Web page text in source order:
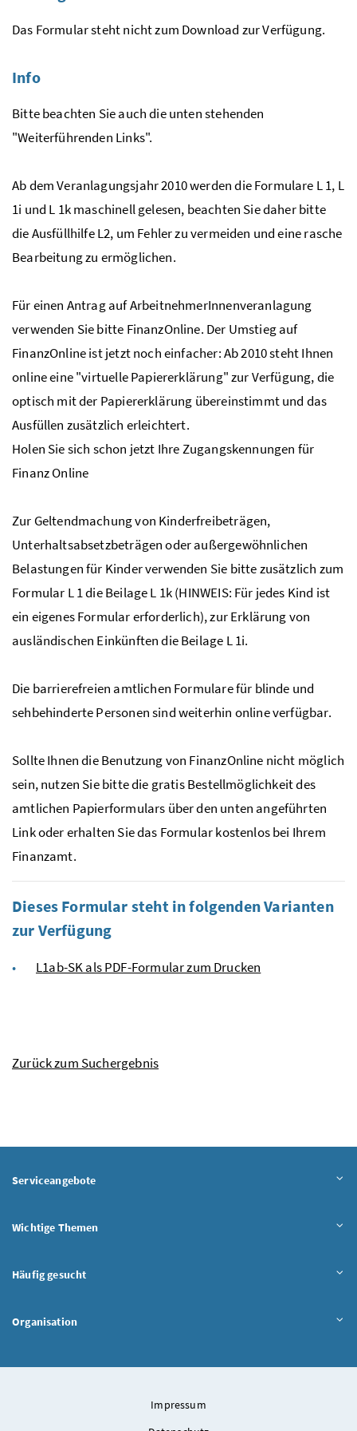
Das Formular steht nicht zum Download zur Verfügung.
Info
Bitte beachten Sie auch die unten stehenden
"Weiterführenden Links".
Ab dem Veranlagungsjahr 2010 werden die Formulare L 1, L
1i und L 1k maschinell gelesen, beachten Sie daher bitte
die Ausfüllhilfe L2, um Fehler zu vermeiden und eine rasche
Bearbeitung zu ermöglichen.
Für einen Antrag auf ArbeitnehmerInnenveranlagung
verwenden Sie bitte FinanzOnline. Der Umstieg auf
FinanzOnline ist jetzt noch einfacher: Ab 2010 steht Ihnen
online eine "virtuelle Papiererklärung" zur Verfügung, die
optisch mit der Papiererklärung übereinstimmt und das
Ausfüllen zusätzlich erleichtert.
Holen Sie sich schon jetzt Ihre Zugangskennungen für
Finanz Online
Zur Geltendmachung von Kinderfreibeträgen,
Unterhaltsabsetzbeträgen oder außergewöhnlichen
Belastungen für Kinder verwenden Sie bitte zusätzlich zum
Formular L 1 die Beilage L 1k (HINWEIS: Für jedes Kind ist
ein eigenes Formular erforderlich), zur Erklärung von
ausländischen Einkünften die Beilage L 1i.
Die barrierefreien amtlichen Formulare für blinde und
sehbehinderte Personen sind weiterhin online verfügbar.
Sollte Ihnen die Benutzung von FinanzOnline nicht möglich
sein, nutzen Sie bitte die gratis Bestellmöglichkeit des
amtlichen Papierformulars über den unten angeführten
Link oder erhalten Sie das Formular kostenlos bei Ihrem
Finanzamt.
Dieses Formular steht in folgenden Varianten
zur Verfügung
L1ab-SK als PDF-Formular zum Drucken
Zurück zum Suchergebnis
Serviceangebote
Wichtige Themen
Häufig gesucht
Organisation
Impressum